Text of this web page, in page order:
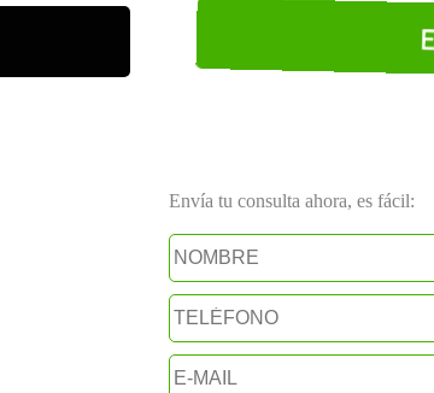
Envía tu consulta ahora, es fácil: